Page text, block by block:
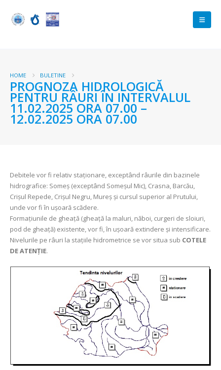
HOME BULETINE
PROGNOZA HIDROLOGICĂ
PENTRU RÂURI ÎN INTERVALUL
11.02.2025 ORA 07.00 –
12.02.2025 ORA 07.00
Debitele vor fi relativ staționare, exceptând râurile din bazinele
hidrografice: Someș (exceptând Someșul Mic), Crasna, Barcău,
Crișul Repede, Crișul Negru, Mureș și cursul superior al Prutului,
unde vor fi în ușoară scădere.
Formațiunile de gheață (gheață la maluri, năboi, curgeri de sloiuri,
pod de gheață) existente, vor fi, în ușoară extindere şi intensificare.
Nivelurile pe râuri la stațiile hidrometrice se vor situa sub COTELE
DE ATENȚIE.